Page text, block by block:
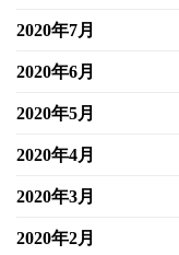
2020年7月
2020年6月
2020年5月
2020年4月
2020年3月
2020年2月